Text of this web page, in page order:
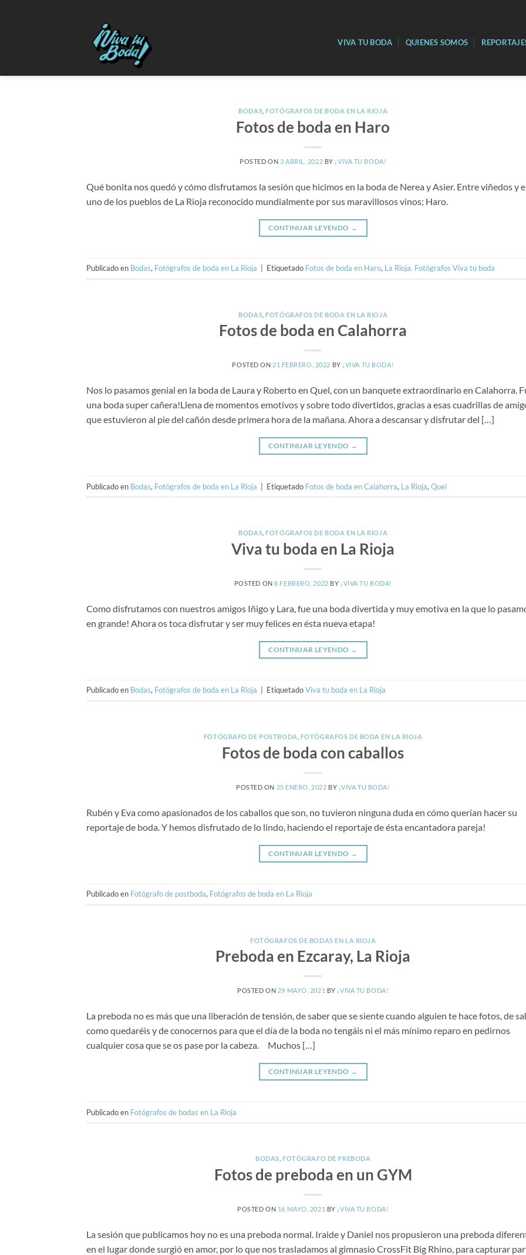
VIVA TU BODA QUIENES SOMOS
BODAS ,FOTÓGRAFOS DE BODA EN LA RIOJA
Fotos de boda en Haro
POSTED ON 3 ABRIL, 2022 BY ¡VIVA TU BODA!
Qué bonita nos quedó y cómo disfrutamos la sesión que hicimos en la boda de Nerea y Asier. Entre viñedos y
uno de los pueblos de La Rioja reconocido mundialmente por sus maravillosos vinos; Haro.
CONTINUAR LEYENDO →
Publicado en Bodas, Fotógrafos de boda en La Rioja Etiquetado Fotos de boda en Haro, La Rioja. Fotógrafos Viva tu boda
BODAS ,FOTÓGRAFOS DE BODA EN LA RIOJA
Fotos de boda en Calahorra
POSTED ON 21 FEBRERO, 2022 BY ¡VIVA TU BODA!
Nos lo pasamos genial en la boda de Laura y Roberto en Quel, con un banquete extraordinario en Calahorra.
una boda super cañera!Llena de momentos emotivos y sobre todo divertidos, gracias a esas cuadrillas de
que estuvieron al pie del cañón desde primera hora de la mañana. Ahora a descansar y disfrutar del […]
CONTINUAR LEYENDO →
Publicado en Bodas, Fotógrafos de boda en La Rioja Etiquetado Fotos de boda en Calahorra, La Rioja, Quel
BODAS ,FOTÓGRAFOS DE BODA EN LA RIOJA
Viva tu boda en La Rioja
POSTED ON8 FEBRERO, 2022 BY ¡VIVA TU BODA!
Como disfrutamos con nuestros amigos Iñigo y Lara, fue una boda divertida y muy emotiva en la que lo
en grande! Ahora os toca disfrutar y ser muy felices en ésta nueva etapa!
CONTINUAR LEYENDO →
Publicado en Bodas, Fotógrafos de boda en La Rioja EtiquetadoViva tu boda en La Rioja
FOTÓGRAFO DE POSTBODA FOTÓGRAFOS DE BODA EN LA RIOJA
Fotos de boda con caballos
POSTED ON 25 ENERO, 2022 BY ¡VIVA TU BODA!
Rubén y Eva como apasionados de los caballos que son, no tuvieron ninguna duda en cómo querían hacer su
reportaje de boda. Y hemos disfrutado de lo lindo, haciendo el reportaje de ésta encantadora pareja!
CONTINUAR LEYENDO →
Publicado en Fotógrafo de postboda, Fotógrafos de boda en La Rioja
FOTÓGRAFOS DE BODAS EN LA RIOJA
Preboda en Ezcaray, La Rioja
POSTED ON 29 MAYO, 2021 BY ¡VIVA TU BODA!
La preboda no es más que una liberación de tensión, de saber que se siente cuando alguien te hace fotos, de
como quedaréis y de conocernos para que el día de la boda no tengáis ni el más mínimo reparo en pedirnos
cualquier cosa que se os pase por la cabeza. Muchos […]
CONTINUAR LEYENDO →
Publicado en Fotógrafos de bodas en La Rioja
BODAS ,FOTÓGRAFO DE PREBODA
Fotos de preboda en un GYM
POSTED ON 16 MAYO, 2021 BY ¡VIVA TU BODA!
La sesión que publicamos hoy no es una preboda normal. Iraide y Daniel nos propusieron una preboda
en el lugar donde surgió en amor, por lo que nos trasladamos al gimnasio CrossFit Big Rhino, para capturar